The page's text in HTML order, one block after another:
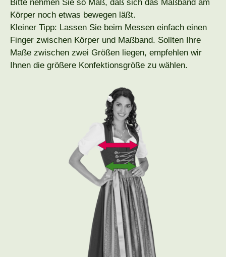
Bitte nehmen Sie so Maß, daß sich das Maßband am
Körper noch etwas bewegen läßt.
Kleiner Tipp: Lassen Sie beim Messen einfach einen
Finger zwischen Körper und Maßband. Sollten Ihre
Maße zwischen zwei Größen liegen, empfehlen wir
Ihnen die größere Konfektionsgröße zu wählen.